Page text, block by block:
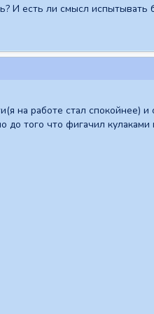
И есть ли смысл
на работе стал спокойнее)
того что фигачил кулаками